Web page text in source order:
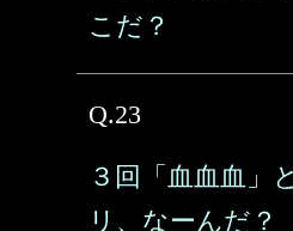
こだ？
Q.23
３回「血血血」
リ、なーんだ？